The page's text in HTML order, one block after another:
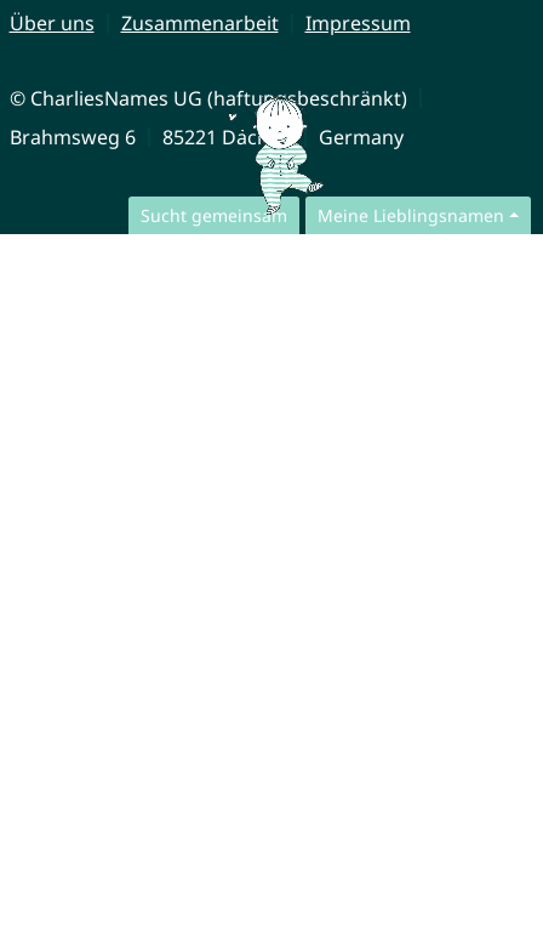
Sucht gemeinsam Meine Lieblingsnamen
Über uns
Zusammenarbeit Impressum
© CharliesNames UG (haftungsbeschränkt)
Brahmsweg 6
85221 Dachau Germany